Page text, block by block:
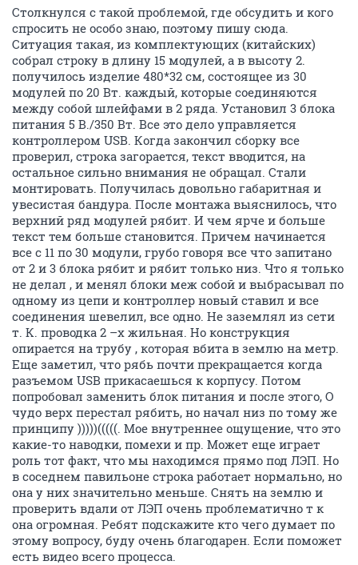
Столкнулся с такой проблемой, где обсудить и кого
спросить не особо знаю, поэтому пишу сюда.
Ситуация такая, из комплектующих (китайских)
собрал строку в длину 15 модулей, а в высоту 2.
получилось изделие 480*32 см, состоящее из 30
модулей по 20 Вт. каждый, которые соединяются
между собой шлейфами в 2 ряда. Установил 3 блока
питания 5 В./350 Вт. Все это дело управляется
контроллером USB. Когда закончил сборку все
проверил, строка загорается, текст вводится, на
остальное сильно внимания не обращал. Стали
монтировать. Получилась довольно габаритная и
увесистая бандура. После монтажа выяснилось, что
верхний ряд модулей рябит. И чем ярче и больше
текст тем больше становится. Причем начинается
все с 11 по 30 модули, грубо говоря все что запитано
от 2 и 3 блока рябит и рябит только низ. Что я только
не делал , и менял блоки меж собой и выбрасывал по
одному из цепи и контроллер новый ставил и все
соединения шевелил, все одно. Не заземлял из сети
т. К. проводка 2 –х жильная. Но конструкция
опирается на трубу , которая вбита в землю на метр.
Еще заметил, что рябь почти прекращается когда
разъемом USB прикасаешься к корпусу. Потом
попробовал заменить блок питания и после этого, О
чудо верх перестал рябить, но начал низ по тому же
принципу )))))(((((. Мое внутреннее ощущение, что это
какие-то наводки, помехи и пр. Может еще играет
роль тот факт, что мы находимся прямо под ЛЭП. Но
в соседнем павильоне строка работает нормально, но
она у них значительно меньше. Снять на землю и
проверить вдали от ЛЭП очень проблематично т к
она огромная. Ребят подскажите кто чего думает по
этому вопросу, буду очень благодарен. Если поможет
есть видео всего процесса.